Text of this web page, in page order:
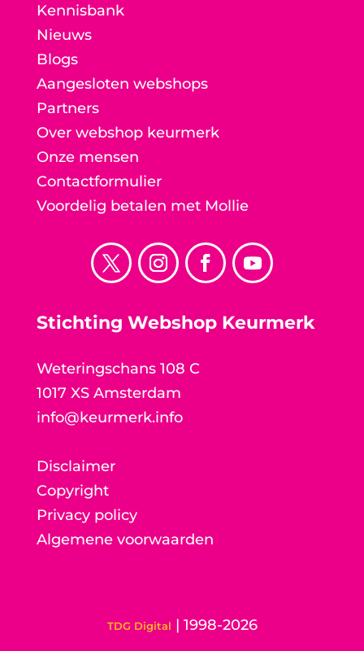
Kennisbank
Nieuws
Blogs
Aangesloten webshops
Partners
Over webshop keurmerk
Onze mensen
Contactformulier
Voordelig betalen met Mollie
Stichting Webshop Keurmerk
Weteringschans 108 C
1017 XS Amsterdam
info@keurmerk.info
Disclaimer
Copyright
Privacy policy
Algemene voorwaarden
TDG Digital | 1998-2026